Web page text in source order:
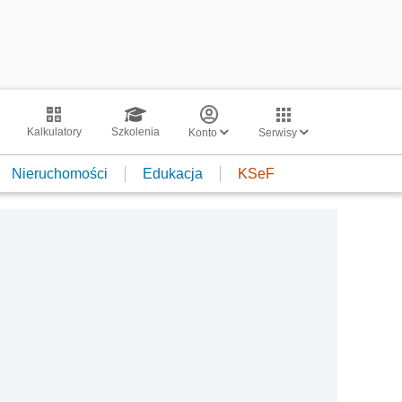
Kalkulatory Szkolenia Konto Serwisy
Nieruchomości Edukacja KSeF